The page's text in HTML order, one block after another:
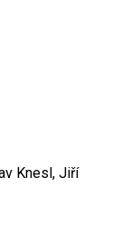
Knesl, Jiří